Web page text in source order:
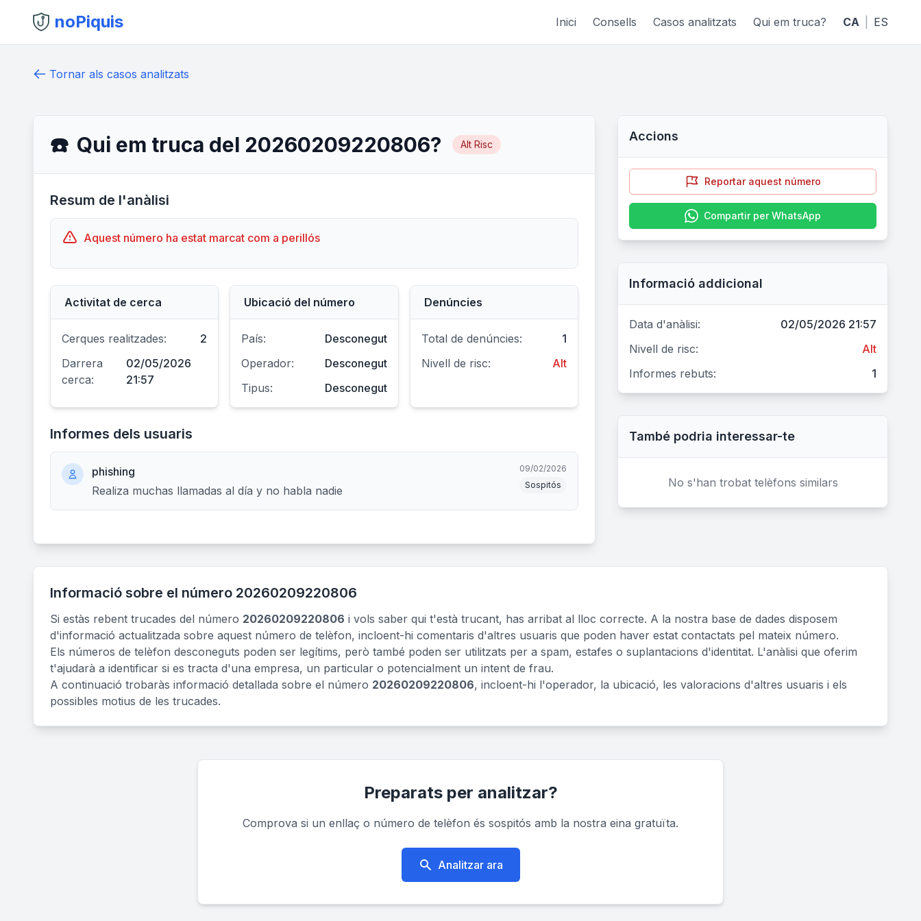
noPiquis Inici Consells Casos analitzats Qui em truca? CA ES
Tornar als casos analitzats
☎️ Qui em truca del 20260209220806? Alt Risc
Resum de l'anàlisi
Aquest número ha estat marcat com a perillós
Activitat de cerca
Cerques realitzades:
2
Darrera
cerca:
02/05/2026
21:57
Ubicació del número
País:
Desconegut
Operador:
Desconegut
Tipus:
Desconegut
Denúncies
Total de denúncies:
1
Nivell de risc:
Alt
Informes dels usuaris
phishing
Realiza muchas llamadas al día y no habla nadie
09/02/2026
Sospitós
Accions
Reportar aquest número
Compartir per WhatsApp
Informació addicional
Data d'anàlisi:
02/05/2026 21:57
Nivell de risc:
Alt
Informes rebuts:
1
També podria interessar-te
No s'han trobat telèfons similars
Informació sobre el número 20260209220806
Si estàs rebent trucades del número 20260209220806 i vols saber qui t'està trucant, has arribat al lloc correcte. A la nostra base de dades disposem
d'informació actualitzada sobre aquest número de telèfon, incloent-hi comentaris d'altres usuaris que poden haver estat contactats pel mateix número.
Els números de telèfon desconeguts poden ser legítims, però també poden ser utilitzats per a spam, estafes o suplantacions d'identitat. L'anàlisi que oferim
t'ajudarà a identificar si es tracta d'una empresa, un particular o potencialment un intent de frau.
A continuació trobaràs informació detallada sobre el número 20260209220806, incloent-hi l'operador, la ubicació, les valoracions d'altres usuaris i els
possibles motius de les trucades.
Preparats per analitzar?
Comprova si un enllaç o número de telèfon és sospitós amb la nostra eina gratuïta.
Analitzar ara